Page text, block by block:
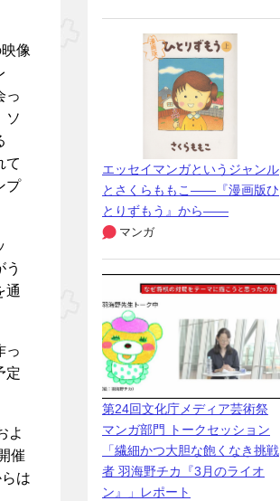
像
っ
ソ
て
プ
う
通
っ
定
よ
催
は
エッセイマンガというジャンル
とさくらももこ――『漫画版ひ
とりずもう』から――
マンガ
第24回文化庁メディア芸術祭
マンガ部門 トークセッション
「繊細かつ大胆な飽くなき挑戦
者 羽海野チカ『3月のライオ
ン』」レポート